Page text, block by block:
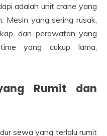
adalah unit crane yang
Mesin yang sering rusak,
dan perawatan yang
yang cukup lama,
Rumit dan
sewa yang terlalu rumit